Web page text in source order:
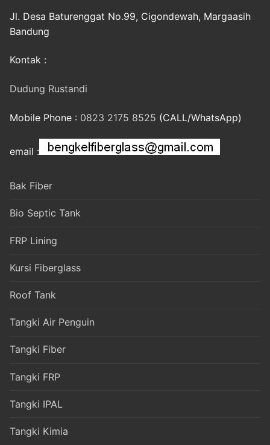
Jl. Desa Baturenggat No.99, Cigondewah, Margaasih
Bandung
Kontak :
Dudung Rustandi
Mobile Phone : 0823 2175 8525 (CALL/WhatsApp)
email :
Bak Fiber
Bio Septic Tank
FRP Lining
Kursi Fiberglass
Roof Tank
Tangki Air Penguin
Tangki Fiber
Tangki FRP
Tangki IPAL
Tangki Kimia